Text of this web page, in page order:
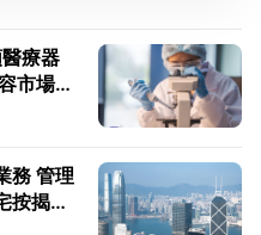
療器
市場的
理
按揭貸